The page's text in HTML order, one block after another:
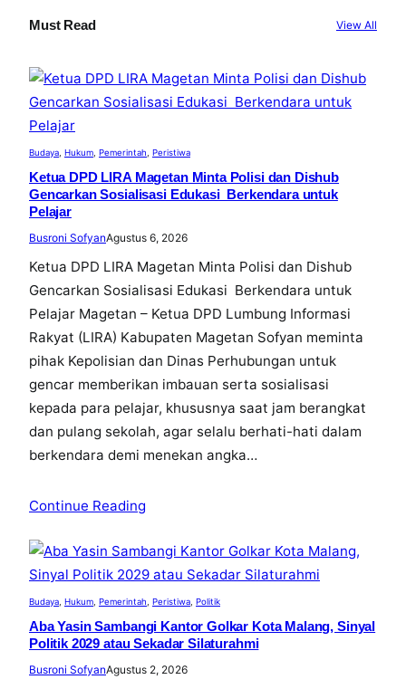
Must Read View All
Budaya Hukum Pemerintah Peristiwa
Ketua DPD LIRA Magetan Minta Polisi dan Dishub
Gencarkan Sosialisasi Edukasi Berkendara untuk
Pelajar
Busroni SofyanAgustus 6, 2026
Ketua DPD LIRA Magetan Minta Polisi dan Dishub
Gencarkan Sosialisasi Edukasi Berkendara untuk
Pelajar Magetan – Ketua DPD Lumbung Informasi
Rakyat (LIRA) Kabupaten Magetan Sofyan meminta
pihak Kepolisian dan Dinas Perhubungan untuk
gencar memberikan imbauan serta sosialisasi
kepada para pelajar, khususnya saat jam berangkat
dan pulang sekolah, agar selalu berhati-hati dalam
berkendara demi menekan angka…
Continue Reading
Budaya Hukum Pemerintah Peristiwa Politik
Aba Yasin Sambangi Kantor Golkar Kota Malang, Sinyal
Politik 2029 atau Sekadar Silaturahmi
Busroni SofyanAgustus 2, 2026